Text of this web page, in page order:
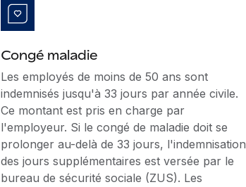
Congé maladie
Les employés de moins de 50 ans sont
indemnisés jusqu'à 33 jours par année civile.
Ce montant est pris en charge par
l'employeur. Si le congé de maladie doit se
prolonger au-delà de 33 jours, l'indemnisation
des jours supplémentaires est versée par le
bureau de sécurité sociale (ZUS). Les